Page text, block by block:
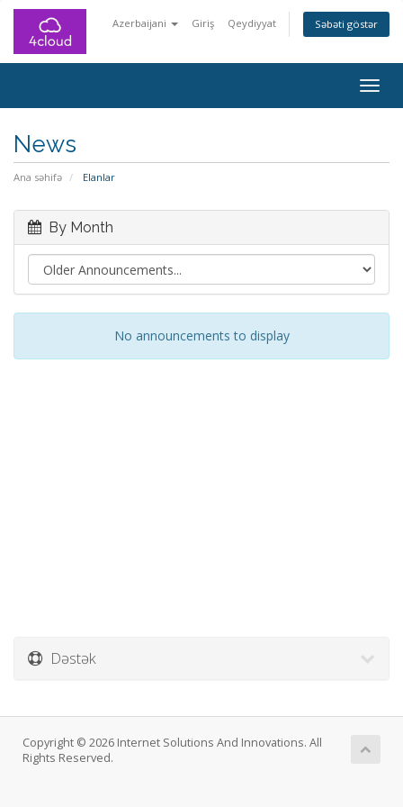
Azerbaijani Giriş Qeydiyyat Səbəti göstər
News
Ana səhifə Elanlar
By Month
No announcements to display
Dəstək
Copyright © 2026 Internet Solutions And Innovations. All
Rights Reserved.